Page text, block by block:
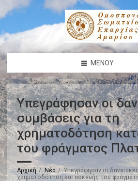
ΜΕΝΟΎ
Υπεγράφησαν οι
συμβάσεις για τη
χρηματοδότηση
του φράγματος
Αρχική Νέα
Υπεγράφησαν οι
χρηματοδότηση κατασκευής του